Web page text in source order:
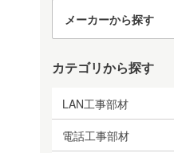
メーカーから探す
カテゴリから探す
LAN工事部材
電話工事部材